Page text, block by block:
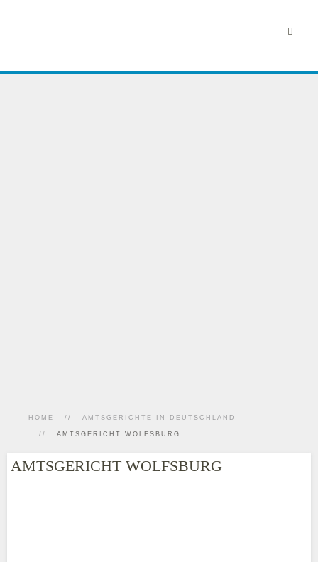
HOME AMTSGERICHTE IN DEUTSCHLAND
AMTSGERICHT WOLFSBURG
AMTSGERICHT WOLFSBURG